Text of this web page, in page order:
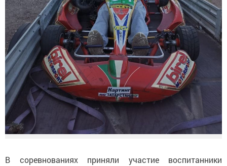
В соревнованиях приняли участие воспитанники